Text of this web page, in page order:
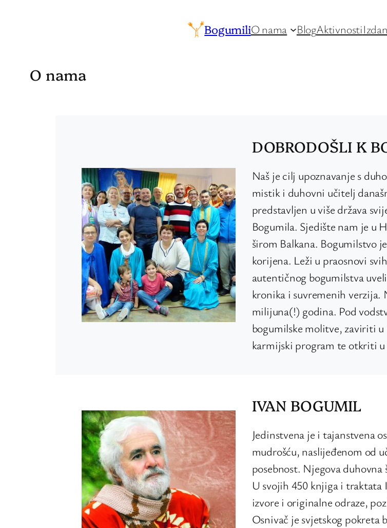
BogumiliO nama BlogAktivnosti
O nama
DOBRODOŠLI K
Naš je cilj upoznavanje s
mistik i duhovni učitelj
predstavljen u više država
Bogumila. Sjedište nam je u
širom Balkana. Bogumilstvo
korijena. Leži u praosnovi
autentičnog bogumilstva
kronika i suvremenih
milijuna(!) godina. Pod
bogumilske molitve, zaviriti
karmijski program te otkriti u
IVAN BOGUMIL
Jedinstvena je i tajanstvena
mudrošću, naslijeđenom od
posebnost. Njegova
U svojih 450 knjiga i traktata
izvore i originalne odraze,
Osnivač je svjetskog pokreta